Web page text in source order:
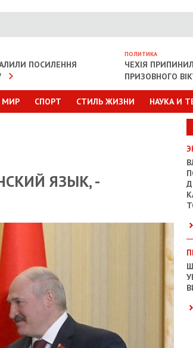
ПОСИЛЕННЯ
ПОЛИТИКА
ЧЕХІЯ
ПРИЗОВНОГО
МИР СПОРТ СТИЛЬ ЖИЗНИ НАУКА И
ЯЗЫК, -